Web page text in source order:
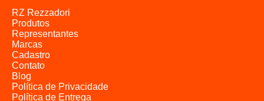
RZ Rezzadori
Produtos
Representantes
Marcas
Cadastro
Contato
Blog
Política de Privacidade
Política de Entrega